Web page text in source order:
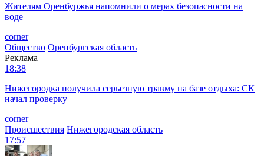
Жителям Оренбуржья напомнили о мерах безопасности на
воде
corner
Общество Оренбургская область
Реклама
18:38
Нижегородка получила серьезную травму на базе отдыха: СК
начал проверку
corner
Происшествия Нижегородская область
17:57